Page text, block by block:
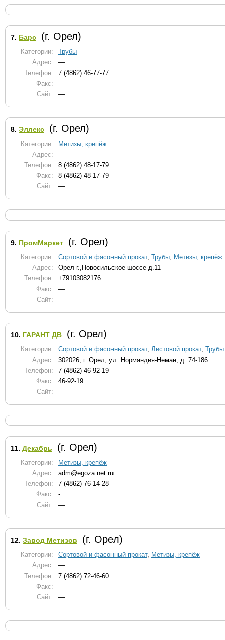
7. Барс (г. Орел)
Категории:
Трубы
Адрес:
—
Телефон:
7 (4862) 46-77-77
Факс:
—
Сайт:
—
8. Эллекс (г. Орел)
Категории:
Метизы, крепёж
Адрес:
—
Телефон:
8 (4862) 48-17-79
Факс:
8 (4862) 48-17-79
Сайт:
—
9. ПромМаркет (г. Орел)
Категории: Сортовой и фасонный прокат, Трубы, Метизы, крепёж
Адрес:
Орел г.,Новосильское шоссе д.11
Телефон:
+79103082176
Факс:
—
Сайт:
—
10. ГАРАНТ ДВ (г. Орел)
Категории: Сортовой и фасонный прокат, Листовой прокат, Трубы
Адрес:
302026, г. Орел, ул. Нормандия-Неман, д. 74-186
Телефон:
7 (4862) 46-92-19
Факс:
46-92-19
Сайт:
—
11. Декабрь (г. Орел)
Категории:
Метизы, крепёж
Адрес:
adm@egoza.net.ru
Телефон:
7 (4862) 76-14-28
Факс:
-
Сайт:
—
12. Завод Метизов (г. Орел)
Категории: Сортовой и фасонный прокат, Метизы, крепёж
Адрес:
—
Телефон:
7 (4862) 72-46-60
Факс:
—
Сайт:
—